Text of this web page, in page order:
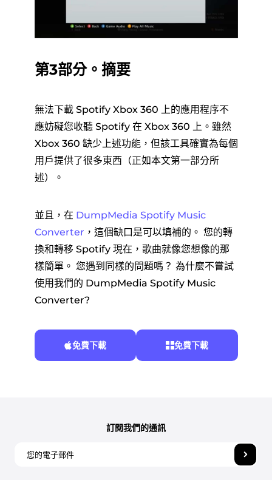
第3部分。摘要
無法下載 Spotify Xbox 360 上的應用程序不
應妨礙您收聽 Spotify 在 Xbox 360 上。雖然
Xbox 360 缺少上述功能，但該工具確實為每個
用戶提供了很多東西（正如本文第一部分所
述）。
並且，在 DumpMedia Spotify Music
Converter ，這個缺口是可以填補的。 您的轉
換和轉移 Spotify 現在，歌曲就像您想像的那
樣簡單。 您遇到同樣的問題嗎？ 為什麼不嘗試
使用我們的 DumpMedia Spotify Music
Converter?
免費下載 免費下載
訂閱我們的通訊